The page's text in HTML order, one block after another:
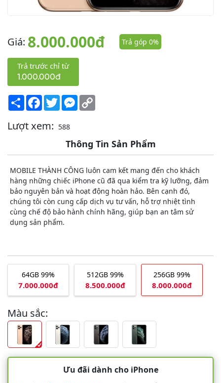
Giá: 8.000.000đ Trả góp 0%
Trả trước chỉ từ
1.000.000đ
Share Facebook
TwitterMessenger
Lượt xem: 588
Thông Tin Sản Phẩm
MOBILE THÀNH CÔNG luôn cam kết mang đến cho khách
hàng những chiếc iPhone cũ đã qua kiểm tra kỹ lưỡng, đảm
bảo nguyên bản và hoạt động hoàn hảo. Bên cạnh đó,
chúng tôi còn cung cấp dịch vụ tư vấn, hỗ trợ nhiệt tình
cùng chế độ bảo hành chính hãng, giúp bạn an tâm sử
dụng sản phẩm.
64GB 99%
7.000.000đ
512GB 99%
8.500.000đ
256GB 99%
8.000.000đ
Màu sắc:
Ưu đãi dành cho iPhone